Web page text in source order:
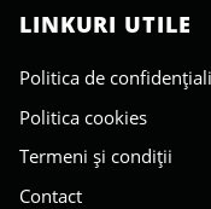
LINKURI UTILE
Politica de
Politica cookies
Termeni și condiții
Contact